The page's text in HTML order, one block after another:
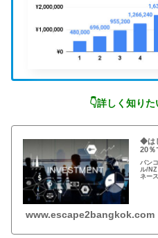
👇詳しく知り
◆は
20％
バン
ル/
ネー
www.escape2bangkok.com